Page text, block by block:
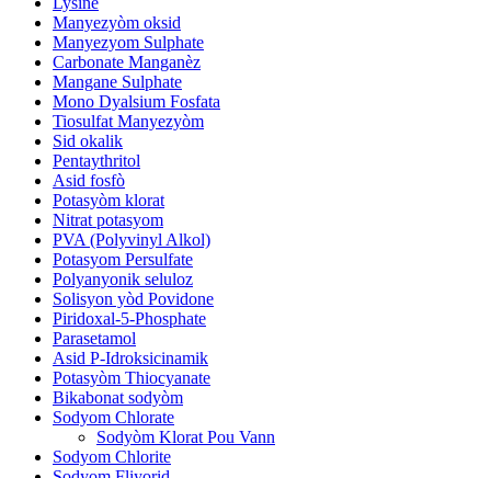
Manyezyòm oksid
Manyezyom Sulphate
Carbonate Manganèz
Mangane Sulphate
Mono Dyalsium Fosfata
Tiosulfat Manyezyòm
Sid okalik
Pentaythritol
Asid fosfò
Potasyòm klorat
Nitrat potasyom
PVA (Polyvinyl Alkol)
Potasyom Persulfate
Polyanyonik seluloz
Solisyon yòd Povidone
Piridoxal-5-Phosphate
Parasetamol
Asid P-Idroksicinamik
Potasyòm Thiocyanate
Bikabonat sodyòm
Sodyom Chlorate
Sodyòm Klorat Pou Vann
Sodyom Chlorite